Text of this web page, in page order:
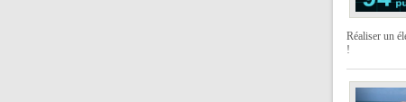
Réaliser un
!